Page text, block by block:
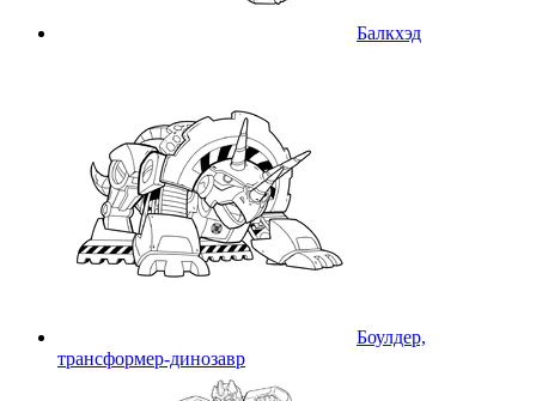
Балкхэд
Боулдер,
трансформер-динозавр